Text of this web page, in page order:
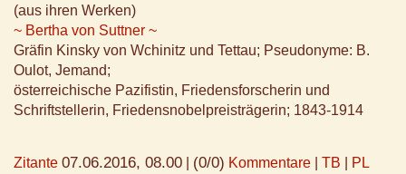
(aus ihren Werken)
~ Bertha von Suttner ~
Gräfin Kinsky von Wchinitz und Tettau; Pseudonyme: B.
Oulot, Jemand;
österreichische Pazifistin, Friedensforscherin und
Schriftstellerin, Friedensnobelpreisträgerin; 1843-1914
Zitante 07.06.2016, 08.00 (0/0) Kommentare TB PL